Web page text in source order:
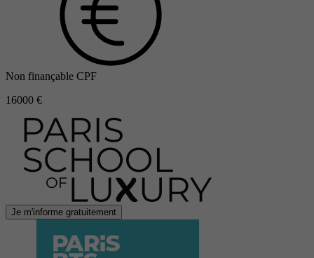
Non finançable CPF
16000 €
Je m'informe gratuitement